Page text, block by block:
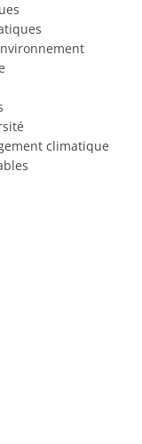
climatique